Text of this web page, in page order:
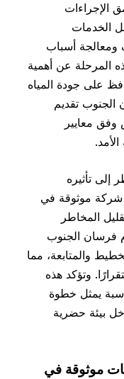
أسباب
عن أهمية
جودة المياه
تقديم
معايير
تأثيره
موثوقة في
المخاطر
الجنوب
والمتابعة، مما
وتؤكد هذه
يمثل خطوة
حضرية
موثوقة في